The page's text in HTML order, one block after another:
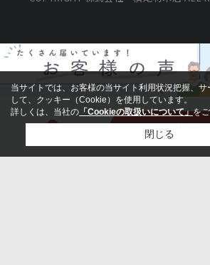
9 この条件
当サイトでは、お客様の当サイト利用状況把握、サ
して、クッキー（Cookie）を使用しています。
詳しくは、当社の 「Cookieの取扱いについて」を
閉じる